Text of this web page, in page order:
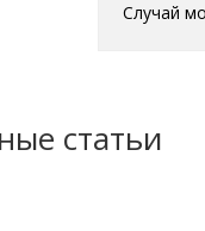
Случай
статьи